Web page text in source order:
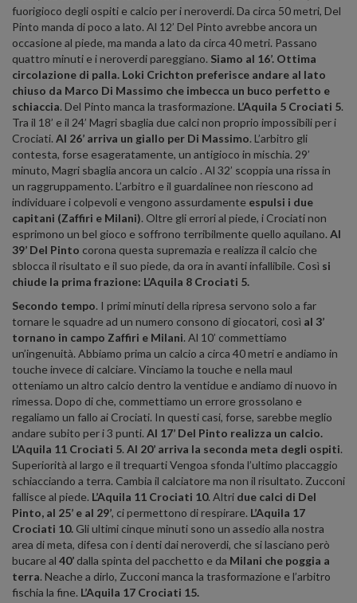
fuorigioco degli ospiti e calcio per i neroverdi. Da circa 50 metri, Del
Pinto manda di poco a lato. Al 12’ Del Pinto avrebbe ancora un
occasione al piede, ma manda a lato da circa 40 metri. Passano
quattro minuti e i neroverdi pareggiano. Siamo al 16’. Ottima
circolazione di palla. Loki Crichton preferisce andare al lato
chiuso da Marco Di Massimo che imbecca un buco perfetto e
schiaccia. Del Pinto manca la trasformazione. L’Aquila 5 Crociati 5.
Tra il 18’ e il 24’ Magri sbaglia due calci non proprio impossibili per i
Crociati. Al 26’ arriva un giallo per Di Massimo. L’arbitro gli
contesta, forse esageratamente, un antigioco in mischia. 29’
minuto, Magri sbaglia ancora un calcio . Al 32’ scoppia una rissa in
un raggruppamento. L’arbitro e il guardalinee non riescono ad
individuare i colpevoli e vengono assurdamente espulsi i due
capitani (Zaffiri e Milani). Oltre gli errori al piede, i Crociati non
esprimono un bel gioco e soffrono terribilmente quello aquilano. Al
39’ Del Pinto corona questa supremazia e realizza il calcio che
sblocca il risultato e il suo piede, da ora in avanti infallibile. Così si
chiude la prima frazione: L’Aquila 8 Crociati 5.
Secondo tempo. I primi minuti della ripresa servono solo a far
tornare le squadre ad un numero consono di giocatori, così al 3’
tornano in campo Zaffiri e Milani. Al 10’ commettiamo
un’ingenuità. Abbiamo prima un calcio a circa 40 metri e andiamo in
touche invece di calciare. Vinciamo la touche e nella maul
otteniamo un altro calcio dentro la ventidue e andiamo di nuovo in
rimessa. Dopo di che, commettiamo un errore grossolano e
regaliamo un fallo ai Crociati. In questi casi, forse, sarebbe meglio
andare subito per i 3 punti. Al 17’ Del Pinto realizza un calcio.
L’Aquila 11 Crociati 5. Al 20’ arriva la seconda meta degli ospiti.
Superiorità al largo e il trequarti Vengoa sfonda l’ultimo placcaggio
schiacciando a terra. Cambia il calciatore ma non il risultato. Zucconi
fallisce al piede. L’Aquila 11 Crociati 10. Altri due calci di Del
Pinto, al 25’ e al 29’, ci permettono di respirare. L’Aquila 17
Crociati 10. Gli ultimi cinque minuti sono un assedio alla nostra
area di meta, difesa con i denti dai neroverdi, che si lasciano però
bucare al 40’ dalla spinta del pacchetto e da Milani che poggia a
terra. Neache a dirlo, Zucconi manca la trasformazione e l’arbitro
fischia la fine. L’Aquila 17 Crociati 15.